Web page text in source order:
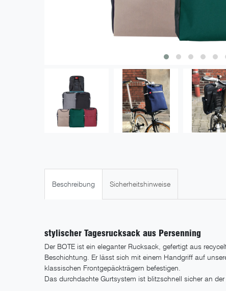
Beschreibung Sicherheitshinweise
stylischer Tagesrucksack aus Persenning
Der BOTE ist ein eleganter Rucksack, gefertigt aus
Beschichtung. Er lässt sich mit einem Handgriff auf
klassischen Frontgepäckträgern befestigen.
Das durchdachte Gurtsystem ist blitzschnell sicher an der